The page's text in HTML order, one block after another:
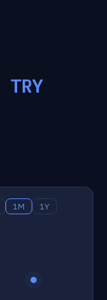
TRY
1M
1Y